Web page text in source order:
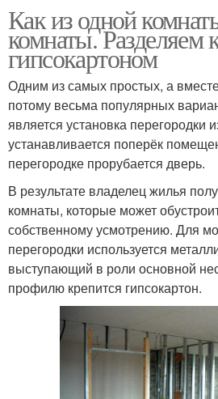
Как из одной
комнаты. Разделяем
гипсокартоном
Одним из самых простых, а
потому весьма популярных
является установка перегородки
устанавливается поперёк
перегородке прорубается дверь.
В результате владелец жилья
комнаты, которые может
собственному усмотрению. Для
перегородки используется
выступающий в роли основной
профилю крепится гипсокартон.